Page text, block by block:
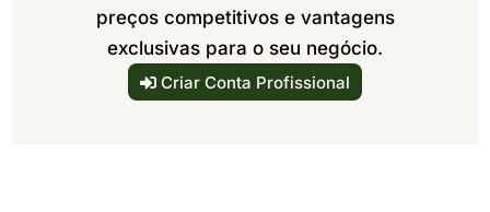
preços competitivos e vantagens
exclusivas para o seu negócio.
Criar Conta Profissional